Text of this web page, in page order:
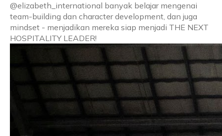
@elizabeth_international banyak belajar mengenai
team-building dan character development, dan juga
mindset - menjadikan mereka siap menjadi THE NEXT
HOSPITALITY LEADER!